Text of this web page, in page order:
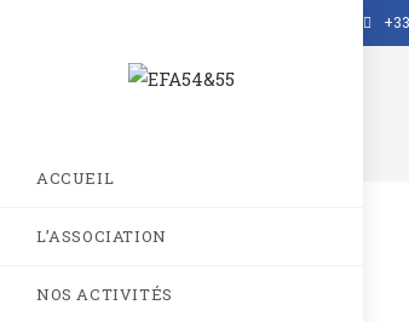
ACCUEIL
L’ASSOCIATION
NOS ACTIVITÉS